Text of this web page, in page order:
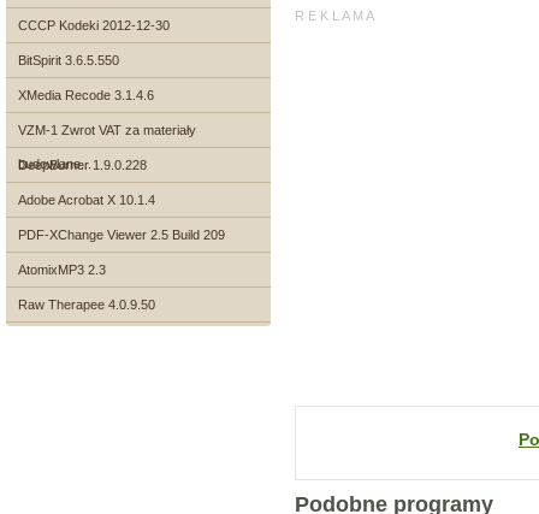
CCCP Kodeki 2012-12-30
BitSpirit 3.6.5.550
XMedia Recode 3.1.4.6
VZM-1 Zwrot VAT za materiały
budowlane...
DeepBurner 1.9.0.228
Adobe Acrobat X 10.1.4
PDF-XChange Viewer 2.5 Build 209
AtomixMP3 2.3
Raw Therapee 4.0.9.50
R E K L A M A
Podobne programy